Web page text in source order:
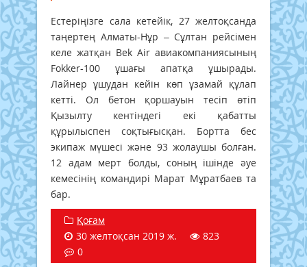
Естеріңізге сала кетейік, 27 желтоқсанда
таңертең Алматы-Нұр – Сұлтан рейсімен
келе жатқан Bek Air авиакомпаниясының
Fokker-100 ұшағы апатқа ұшырады.
Лайнер ұшудан кейін көп ұзамай құлап
кетті. Ол бетон қоршауын тесіп өтіп
Қызылту кентіндегі екі қабатты
құрылыспен соқтығысқан. Бортта бес
экипаж мүшесі және 93 жолаушы болған.
12 адам мерт болды, соның ішінде әуе
кемесінің командирі Марат Мұратбаев та
бар.
Қоғам
30 желтоқсан 2019 ж.
823
0